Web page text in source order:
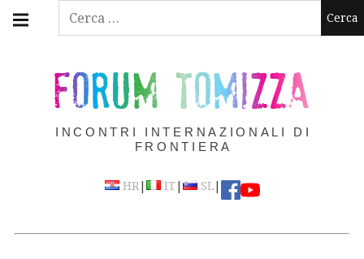
Ricerca
Skip
FORUM TOMIZZA
INCONTRI INTERNAZIONALI DI
FRONTIERA
HR| IT | SL|
navigation